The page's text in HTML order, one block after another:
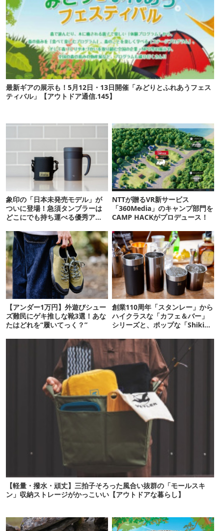
最新ギアの展示も！5月12日・13日開催「みどりとふれあうフェス
ティバル」【アウトドア通信.145】
象印の「日本未発売モデル」が
ついに登場！急須タンブラーは
どこにでも持ち運べる優秀アイ
し】
NTTが贈るVR新サービス
「360Media」のキャンプ部門を
CAMP HACKがプロデュース！
【アンダー1万円】外遊びシュー
ズ難民にゲキ推しな靴3選！あな
たはどれを“履いてっく？”
創業110周年「スタンレー」から
ハイクラスな「カフェ＆バー」
シリーズと、ポップな「Shiki」
暮らし】
【軽量・撥水・頑丈】三拍子そろった風合い抜群の「モールスキ
ン」収納ストレージがかっこいい【アウトドアな暮らし】